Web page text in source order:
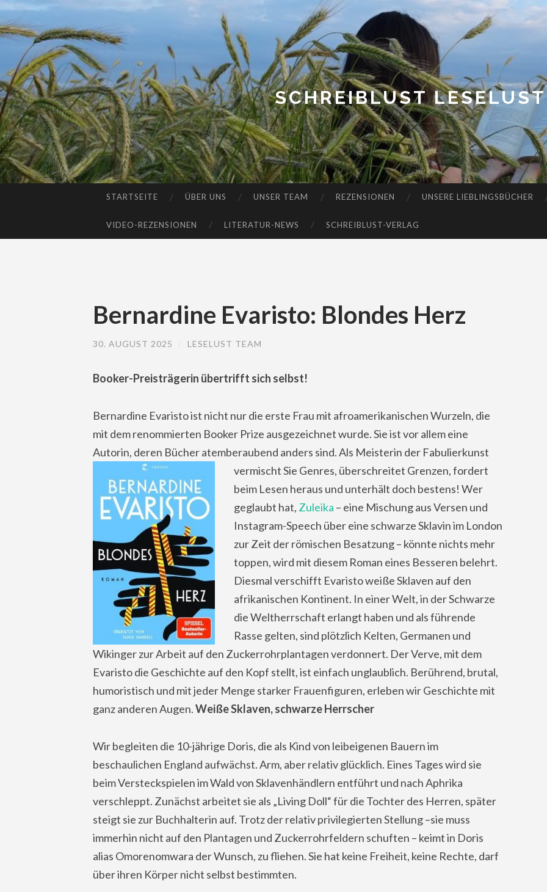
SCHREIBLUST LESELUST
STARTSEITE ÜBER UNS UNSER TEAM REZENSIONEN UNSERE LIEBLINGSBÜCHER
VIDEO-REZENSIONEN LITERATUR-NEWS SCHREIBLUST-VERLAG
Bernardine Evaristo: Blondes Herz
30. AUGUST 2025 LESELUST TEAM
Booker-Preisträgerin übertrifft sich selbst!
Bernardine Evaristo ist nicht nur die erste Frau mit afroamerikanischen Wurzeln, die
mit dem renommierten Booker Prize ausgezeichnet wurde. Sie ist vor allem eine
Autorin, deren Bücher atemberaubend anders sind. Als Meisterin der Fabulierkunst
vermischt Sie Genres, überschreitet Grenzen, fordert
beim Lesen heraus und unterhält doch bestens! Wer
geglaubt hat, Zuleika – eine Mischung aus Versen und
Instagram-Speech über eine schwarze Sklavin im London
zur Zeit der römischen Besatzung – könnte nichts mehr
toppen, wird mit diesem Roman eines Besseren belehrt.
Diesmal verschifft Evaristo weiße Sklaven auf den
afrikanischen Kontinent. In einer Welt, in der Schwarze
die Weltherrschaft erlangt haben und als führende
Rasse gelten, sind plötzlich Kelten, Germanen und
Wikinger zur Arbeit auf den Zuckerrohrplantagen verdonnert. Der Verve, mit dem
Evaristo die Geschichte auf den Kopf stellt, ist einfach unglaublich. Berührend, brutal,
humoristisch und mit jeder Menge starker Frauenfiguren, erleben wir Geschichte mit
ganz anderen Augen.Weiße Sklaven, schwarze Herrscher
Wir begleiten die 10-jährige Doris, die als Kind von leibeigenen Bauern im
beschaulichen England aufwächst. Arm, aber relativ glücklich. Eines Tages wird sie
beim Versteckspielen im Wald von Sklavenhändlern entführt und nach Aphrika
verschleppt. Zunächst arbeitet sie als „Living Doll“ für die Tochter des Herren, später
steigt sie zur Buchhalterin auf. Trotz der relativ privilegierten Stellung –sie muss
immerhin nicht auf den Plantagen und Zuckerrohrfeldern schuften – keimt in Doris
alias Omorenomwara der Wunsch, zu fliehen. Sie hat keine Freiheit, keine Rechte, darf
über ihren Körper nicht selbst bestimmten.